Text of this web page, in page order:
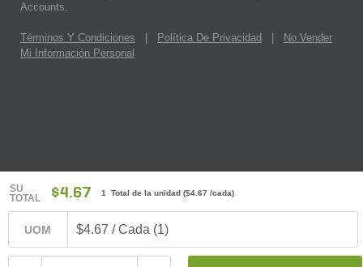
SU
TOTAL
$4.67 1 Total de la unidad ($4.67 /cada)
UOM $4.67 / Cada (1)
Accounts.
Términos Y Condiciones Política De Privacidad
No Vender
Mi Información Personal